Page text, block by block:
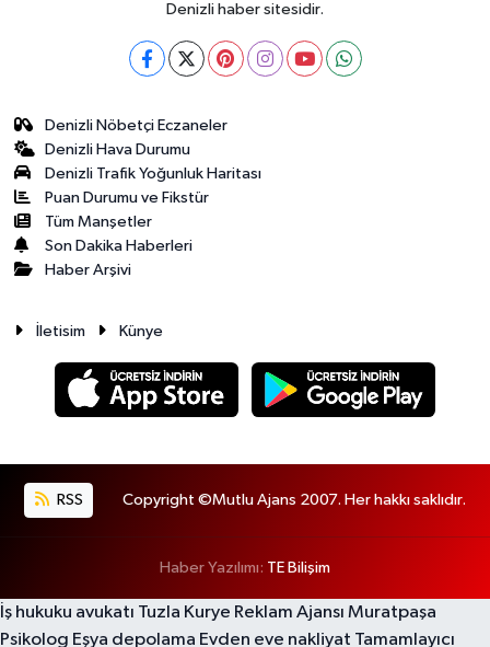
Denizli haber sitesidir.
Denizli Nöbetçi Eczaneler
Denizli Hava Durumu
Denizli Trafik Yoğunluk Haritası
Puan Durumu ve Fikstür
Tüm Manşetler
Son Dakika Haberleri
Haber Arşivi
İletisim Künye
RSS Copyright ©Mutlu Ajans 2007. Her hakkı saklıdır.
Haber Yazılımı: TE Bilişim
İş hukuku avukatı Tuzla Kurye Reklam Ajansı Muratpaşa
Psikolog Eşya depolama Evden eve nakliyat Tamamlayıcı